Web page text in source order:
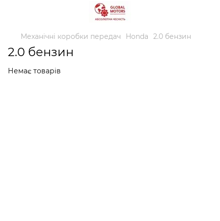
Механічні коробки передач Honda 2.0 бензин
2.0 бензин
Немає товарів